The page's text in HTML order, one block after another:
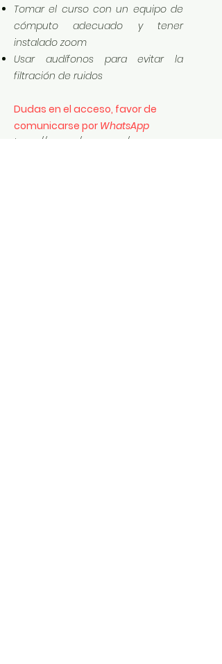
Tomar el curso con un equipo de
cómputo adecuado y tener
instalado zoom
Usar audífonos para evitar la
filtración de ruidos
Dudas en el acceso, favor de
comunicarse por WhatsApp
https://wa.me/message/O6DP5P2ST